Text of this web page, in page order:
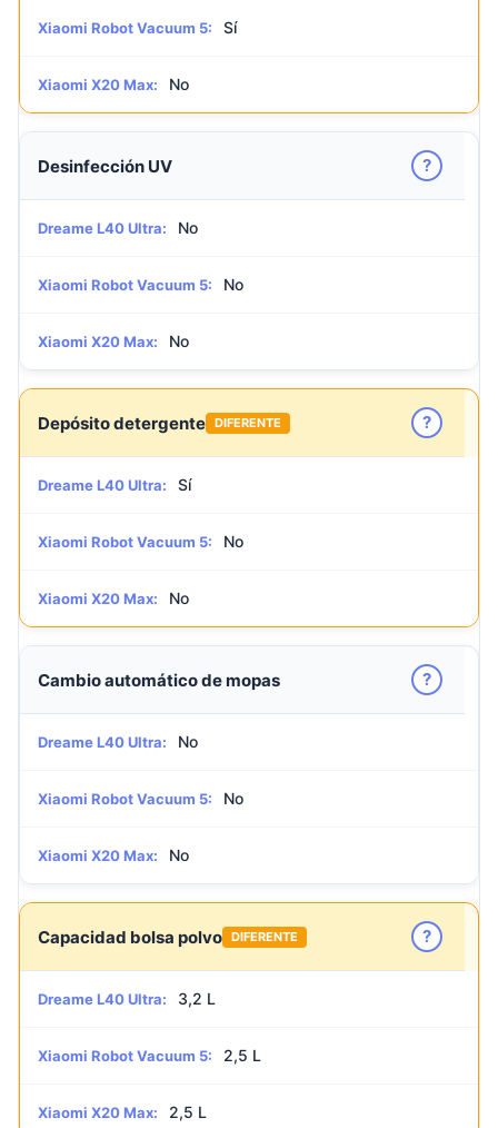
Xiaomi Robot Vacuum 5: Sí
Xiaomi X20 Max: No
Desinfección UV ?
Dreame L40 Ultra: No
Xiaomi Robot Vacuum 5: No
Xiaomi X20 Max: No
Depósito detergente DIFERENTE ?
Dreame L40 Ultra: Sí
Xiaomi Robot Vacuum 5: No
Xiaomi X20 Max: No
Cambio automático de mopas ?
Dreame L40 Ultra: No
Xiaomi Robot Vacuum 5: No
Xiaomi X20 Max: No
Capacidad bolsa polvo DIFERENTE ?
Dreame L40 Ultra: 3,2 L
Xiaomi Robot Vacuum 5: 2,5 L
Xiaomi X20 Max: 2,5 L